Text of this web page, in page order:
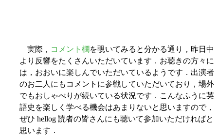
実際， コメント欄を覗いてみると分かる通り，昨日中
より反響をたくさんいただいています．お聴きの方々に
は，おおいに楽しんでいただいているようです．出演者
のお二人にもコメントに参戦していただいており，場外
でもおしゃべりが続いている状況です．こんなふうに英
語史を楽しく学べる機会はあまりないと思いますので，
ぜひ hellog 読者の皆さんにも聴いて参加いただければと
思います．